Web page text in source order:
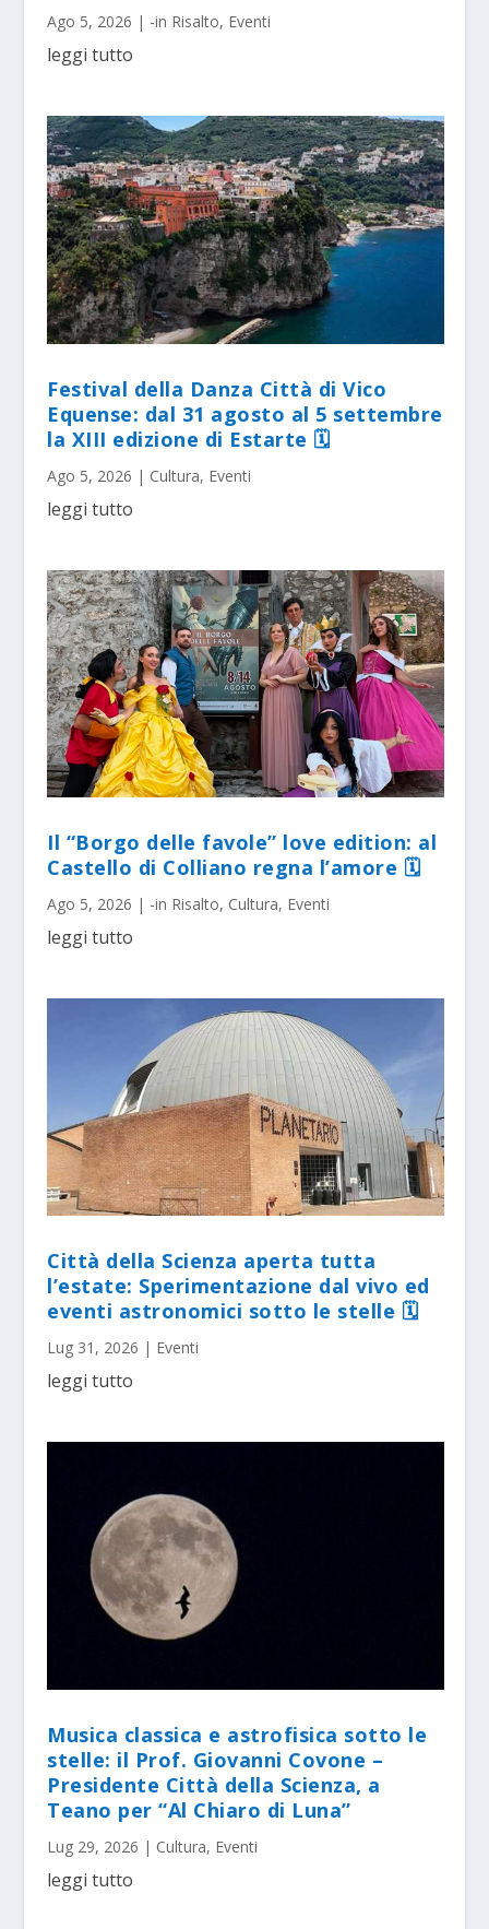
Ago 5, 2026 | -in Risalto, Eventi
leggi tutto
Festival della Danza Città di Vico
Equense: dal 31 agosto al 5 settembre
la XIII edizione di Estarte 🗓
Ago 5, 2026 | Cultura, Eventi
leggi tutto
Il “Borgo delle favole” love edition: al
Castello di Colliano regna l’amore 🗓
Ago 5, 2026 | -in Risalto, Cultura, Eventi
leggi tutto
Città della Scienza aperta tutta
l’estate: Sperimentazione dal vivo ed
eventi astronomici sotto le stelle 🗓
Lug 31, 2026 | Eventi
leggi tutto
Musica classica e astrofisica sotto le
stelle: il Prof. Giovanni Covone –
Presidente Città della Scienza, a
Teano per “Al Chiaro di Luna”
Lug 29, 2026 | Cultura, Eventi
leggi tutto